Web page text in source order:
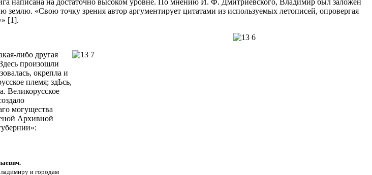
«Свою точку зрения автор аргументирует цитатами из используемых летописей, опровергая
[1].
либо другая
произошли
окрепла и
племя; здЬсь,
Великорусское
могущества
Архивной
и городам